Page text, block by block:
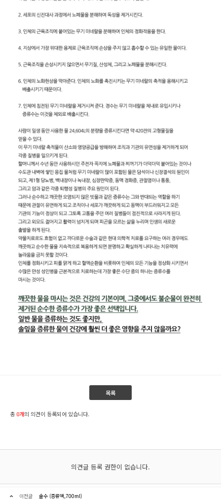
목록
총 0개의 의견이 등록되어 있습니다.
의견글 등록 권한이 없습니다.
이전글 솔수 (증류액,700ml)